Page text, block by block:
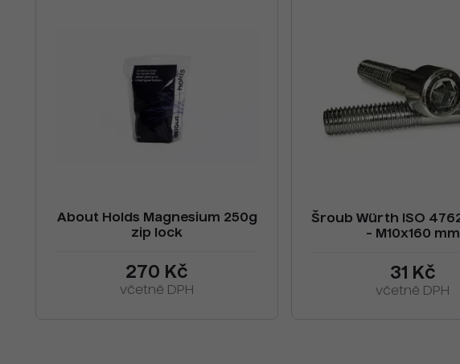
About Holds Magnesium 250g
zip lock
270 Kč
včetně DPH
Šroub Würth ISO
- M10x160 mm
31 Kč
včetně DPH